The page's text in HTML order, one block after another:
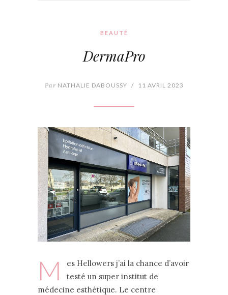
BEAUTÉ
DermaPro
ParNATHALIE DABOUSSY / 11 AVRIL 2023
M
es Hellowers j’ai la chance d’avoir
testé un super institut de
médecine esthétique. Le centre